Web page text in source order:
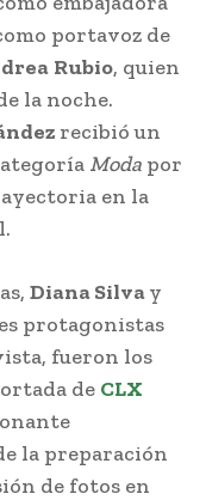
portavoz de
Rubio, quien
la noche.
recibió un
Moda por
en la
Diana Silvay
protagonistas
fueron los
de CLX
la preparación
de fotos en